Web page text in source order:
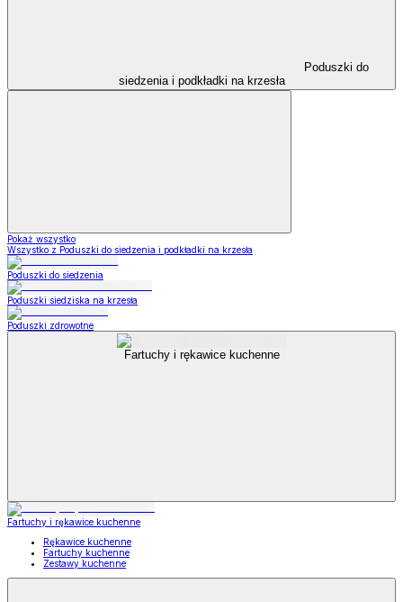
Poduszki do
siedzenia i podkładki na krzesła
Pokaż wszystko
Wszystko z Poduszki do siedzenia i podkładki na krzesła
Poduszki do siedzenia
Poduszki siedziska na krzesła
Poduszki zdrowotne
Fartuchy i rękawice kuchenne
Fartuchy i rękawice kuchenne
Rękawice kuchenne
Fartuchy kuchenne
Zestawy kuchenne